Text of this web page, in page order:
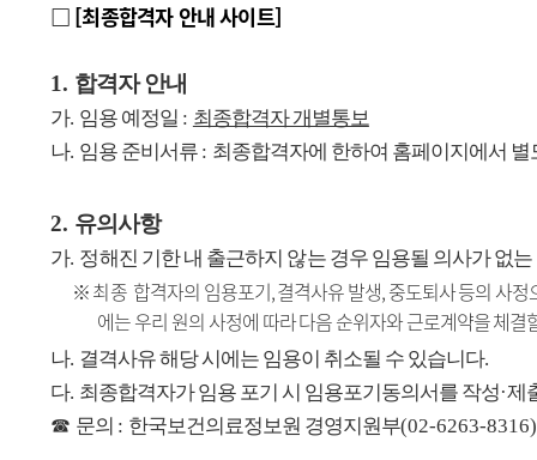
□[최종합격자 안내 사이트]
1. 합격자 안내
가. 임용 예정일 : 최종합격자 개별통보
나. 임용 준비서류 : 최종합격자에 한하여 홈페이지에서 별
2. 유의사항
가. 정해진 기한 내 출근하지 않는 경우 임용될 의사가 없
※최종 합격자의 임용포기,결격사유 발생,중도퇴사 등의 사
에는 우리 원의 사정에 따라 다음 순위자와 근로계약을 체결
나. 결격사유 해당 시에는 임용이 취소될 수 있습니다.
다. 최종합격자가 임용 포기 시 임용포기동의서를 작성·제
☎ 문의 : 한국보건의료정보원 경영지원부(02-6263-8316)